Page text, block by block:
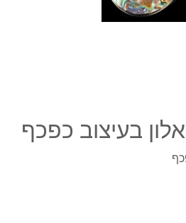
בעיצוב כפכף